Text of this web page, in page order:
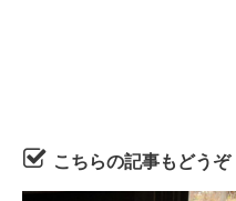
こちらの記事もどうぞ